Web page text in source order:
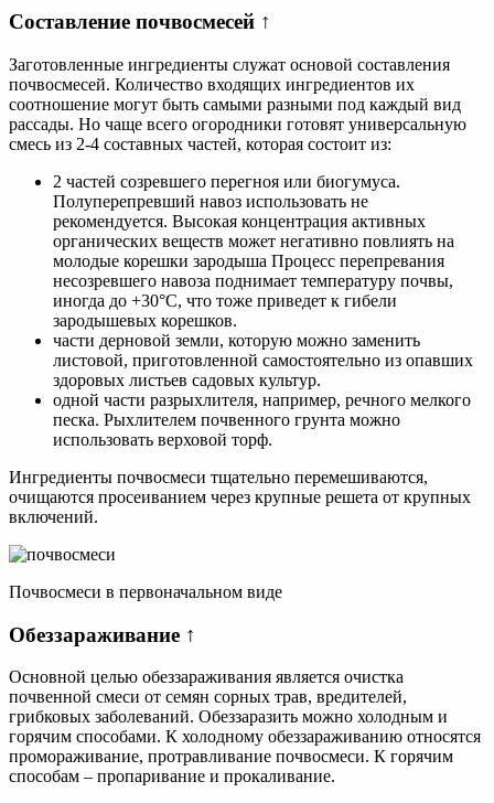
Составление почвосмесей ↑
Заготовленные ингредиенты служат основой составления
почвосмесей. Количество входящих ингредиентов их
соотношение могут быть самыми разными под каждый вид
рассады. Но чаще всего огородники готовят универсальную
смесь из 2-4 составных частей, которая состоит из:
2 частей созревшего перегноя или биогумуса.
Полуперепревший навоз использовать не
рекомендуется. Высокая концентрация активных
органических веществ может негативно повлиять на
молодые корешки зародыша Процесс перепревания
несозревшего навоза поднимает температуру почвы,
иногда до +30°С, что тоже приведет к гибели
зародышевых корешков.
части дерновой земли, которую можно заменить
листовой, приготовленной самостоятельно из опавших
здоровых листьев садовых культур.
одной части разрыхлителя, например, речного мелкого
песка. Рыхлителем почвенного грунта можно
использовать верховой торф.
Ингредиенты почвосмеси тщательно перемешиваются,
очищаются просеиванием через крупные решета от крупных
включений.
Почвосмеси в первоначальном виде
Обеззараживание ↑
Основной целью обеззараживания является очистка
почвенной смеси от семян сорных трав, вредителей,
грибковых заболеваний. Обеззаразить можно холодным и
горячим способами. К холодному обеззараживанию относятся
промораживание, протравливание почвосмеси. К горячим
способам – пропаривание и прокаливание.